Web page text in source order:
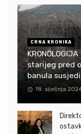
CRNA KRONIKA
starijeg pred
banula
18. siječnja